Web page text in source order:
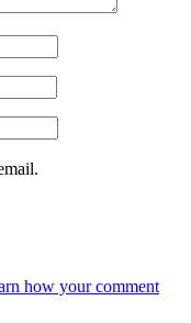
how your comment